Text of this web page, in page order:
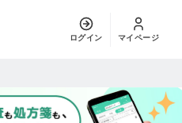
ログイン マイページ